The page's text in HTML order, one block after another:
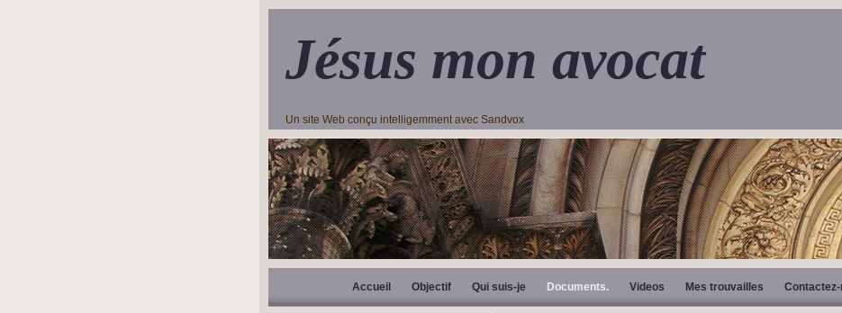
Jésus mon avocat
Un site Web conçu intelligemment avec Sandvox
Accueil Objectif Qui suis-je Documents. Videos Mes trouvailles